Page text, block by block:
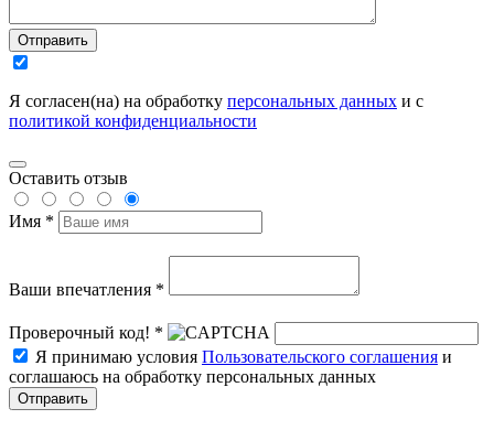
Отправить
Я согласен(на) на обработку персональных данных и с
политикой конфиденциальности
Оставить отзыв
Имя *
Ваши впечатления *
Проверочный код! *
Я принимаю условия Пользовательского соглашения и
соглашаюсь на обработку персональных данных
Отправить